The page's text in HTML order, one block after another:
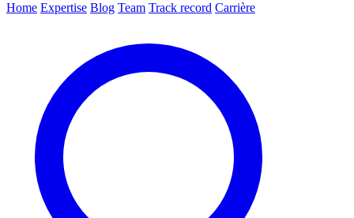
Home Expertise Blog Team Track record Carrière